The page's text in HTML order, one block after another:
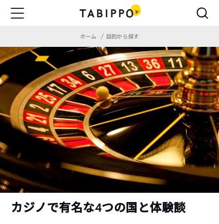
ホーム 目的から探す
カジノで有名な4つの国と体験談